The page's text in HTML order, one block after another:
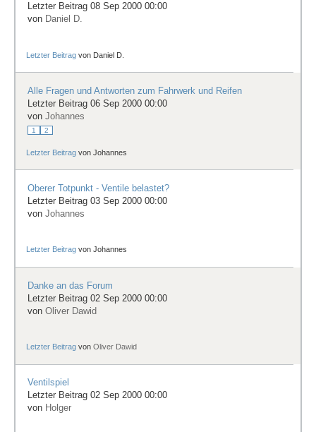
Suche
Letzter Beitrag 08 Sep 2000 00:00
von Daniel D.
Letzter Beitrag von Daniel D.
Alle Fragen und Antworten zum Fahrwerk und Reifen
Letzter Beitrag 06 Sep 2000 00:00
von Johannes
1 2
Letzter Beitrag vonJohannes
Oberer Totpunkt - Ventile belastet?
Letzter Beitrag 03 Sep 2000 00:00
von Johannes
Letzter Beitrag vonJohannes
Danke an das Forum
Letzter Beitrag 02 Sep 2000 00:00
von Oliver Dawid
Letzter Beitrag vonOliver Dawid
Ventilspiel
Letzter Beitrag 02 Sep 2000 00:00
von Holger